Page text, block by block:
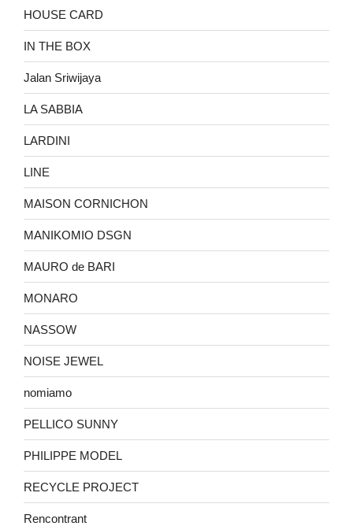
HOUSE CARD
IN THE BOX
Jalan Sriwijaya
LA SABBIA
LARDINI
LINE
MAISON CORNICHON
MANIKOMIO DSGN
MAURO de BARI
MONARO
NASSOW
NOISE JEWEL
nomiamo
PELLICO SUNNY
PHILIPPE MODEL
RECYCLE PROJECT
Rencontrant